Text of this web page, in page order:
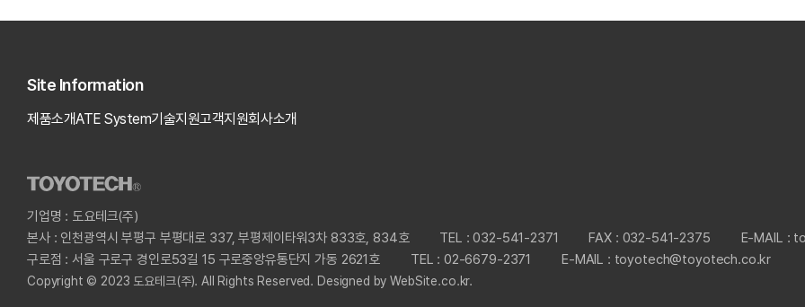
Site Information
제품소개ATE System기술지원고객지원회사소개
기업명 : 도요테크(주)
본사 : 인천광역시 부평구 부평대로 337, 부평제이타워3차 833호, 834호
TEL : 032-541-2371 FAX : 032-541-2375
E-MAIL :
구로점 : 서울 구로구 경인로53길 15 구로중앙유통단지 가동 2621호
TEL : 02-6679-2371 E-MAIL : toyotech@toyotech.co.kr
Copyright © 2023 도요테크(주). All Rights Reserved. Designed byWebSite.co.kr.